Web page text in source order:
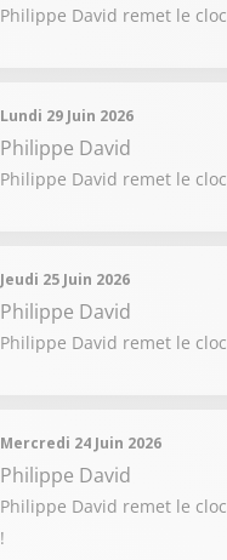
Philippe David remet le
Lundi 29 Juin 2026
Philippe David
Philippe David remet le
Jeudi 25 Juin 2026
Philippe David
Philippe David remet le
Mercredi 24 Juin 2026
Philippe David
Philippe David remet le
!